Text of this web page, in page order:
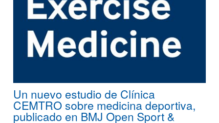
Un nuevo estudio de Clínica
CEMTRO sobre medicina deportiva,
publicado en BMJ Open Sport &